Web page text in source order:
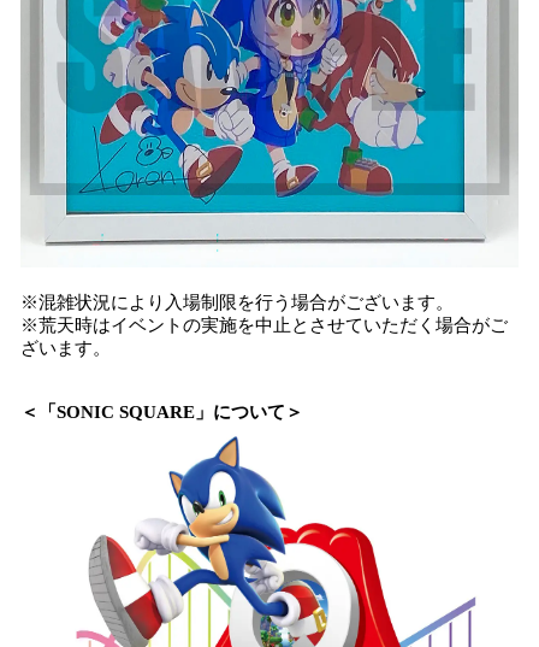
※混雑状況により入場制限を行う場合がございます。
※荒天時はイベントの実施を中止とさせていただく場合がご
ざいます。
＜「SONIC SQUARE」について＞